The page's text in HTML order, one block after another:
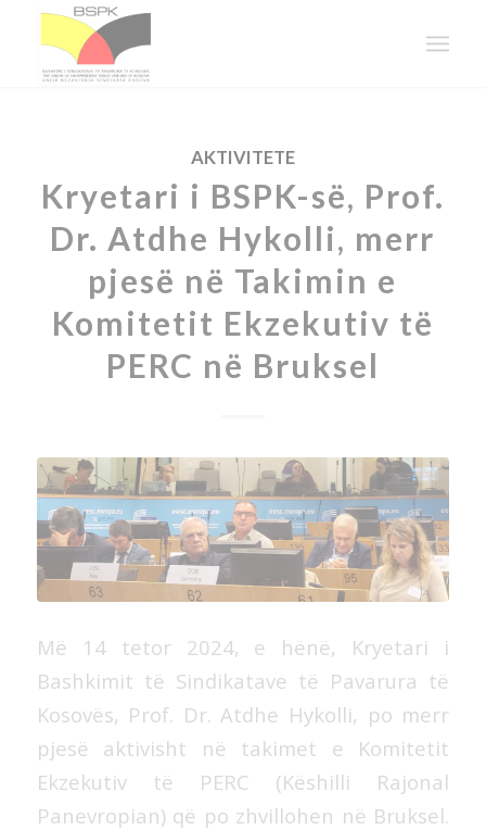
AKTIVITETE
Kryetari i BSPK-së, Prof.
Dr. Atdhe Hykolli, merr
pjesë në Takimin e
Komitetit Ekzekutiv të
PERC në Bruksel
Më 14 tetor 2024, e hënë, Kryetari i
Bashkimit të Sindikatave të Pavarura të
Kosovës, Prof. Dr. Atdhe Hykolli, po merr
pjesë aktivisht në takimet e Komitetit
Ekzekutiv të PERC (Këshilli Rajonal
Panevropian) që po zhvillohen në Bruksel.